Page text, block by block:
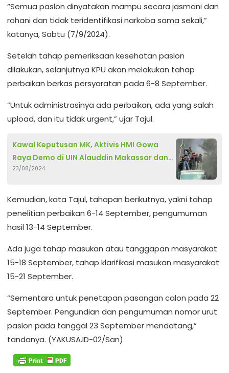
“Semua paslon dinyatakan mampu secara jasmani dan
rohani dan tidak teridentifikasi narkoba sama sekali,”
katanya, Sabtu (7/9/2024).
Setelah tahap pemeriksaan kesehatan paslon
dilakukan, selanjutnya KPU akan melakukan tahap
perbaikan berkas persyaratan pada 6-8 September.
“Untuk administrasinya ada perbaikan, ada yang salah
upload, dan itu tidak urgent,” ujar Tajul.
Kawal Keputusan MK, Aktivis HMI Gowa
Raya Demo di UIN Alauddin Makassar dan
depan Gedung DPRD Provinsi Sulsel
23/08/2024
Kemudian, kata Tajul, tahapan berikutnya, yakni tahap
penelitian perbaikan 6-14 September, pengumuman
hasil 13-14 September.
Ada juga tahap masukan atau tanggapan masyarakat
15-18 September, tahap klarifikasi masukan masyarakat
15-21 September.
“Sementara untuk penetapan pasangan calon pada 22
September. Pengundian dan pengumuman nomor urut
paslon pada tanggal 23 September mendatang,”
tandanya. (YAKUSA.ID-02/San)